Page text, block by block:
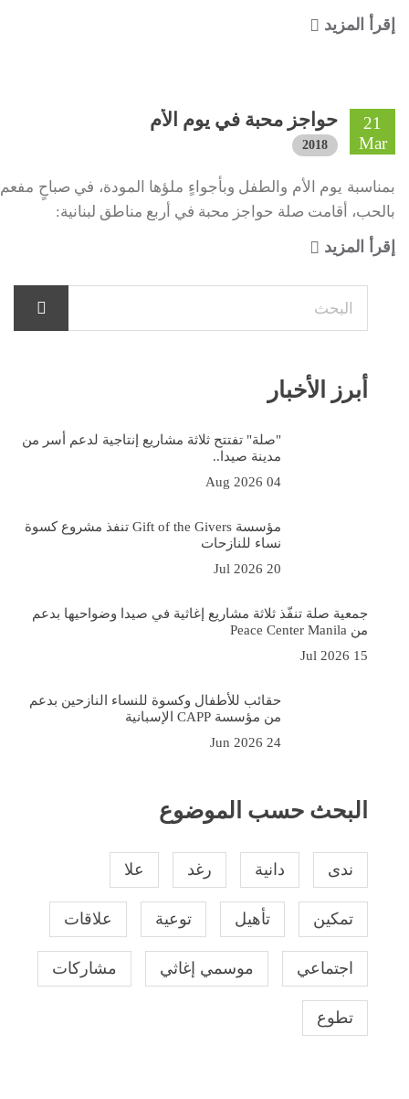
إقرأ المزيد
21
Mar
حواجز محبة في يوم الأم
2018
بمناسبة يوم الأم والطفل وبأجواءٍ ملؤها المودة، في صباحٍ مفعم
بالحب، أقامت صلة حواجز محبة في أربع مناطق لبنانية:
إقرأ المزيد
أبرز الأخبار
"صلة" تفتتح ثلاثة مشاريع إنتاجية لدعم أسر من
مدينة صيدا..
04 Aug 2026
مؤسسة Gift of the Givers تنفذ مشروع كسوة
نساء للنازحات
20 Jul 2026
جمعية صلة تنفّذ ثلاثة مشاريع إغاثية في صيدا وضواحيها بدعم
من Peace Center Manila
15 Jul 2026
حقائب للأطفال وكسوة للنساء النازحين بدعم
من مؤسسة CAPP الإسبانية
24 Jun 2026
البحث حسب الموضوع
ندى دانية رغد علا
تمكين تأهيل توعية علاقات
اجتماعي موسمي إغاثي مشاركات
تطوع